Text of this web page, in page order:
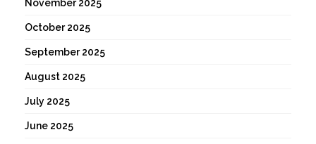
November 2025
October 2025
September 2025
August 2025
July 2025
June 2025